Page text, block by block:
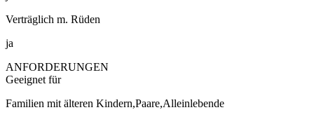
Verträglich m. Rüden
ja
ANFORDERUNGEN
Geeignet für
Familien mit älteren Kindern,Paare,Alleinlebende